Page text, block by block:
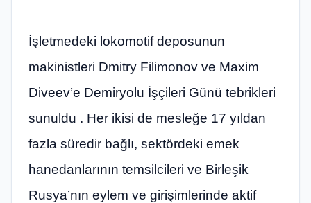
İşletmedeki lokomotif deposunun
makinistleri Dmitry Filimonov ve Maxim
Diveev’e Demiryolu İşçileri Günü tebrikleri
sunuldu . Her ikisi de mesleğe 17 yıldan
fazla süredir bağlı, sektördeki emek
hanedanlarının temsilcileri ve Birleşik
Rusya’nın eylem ve girişimlerinde aktif